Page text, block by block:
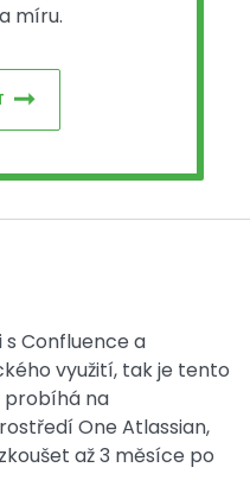
míru.
Confluence a
využití, tak je tento
probíhá na
One Atlassian,
až 3 měsíce po